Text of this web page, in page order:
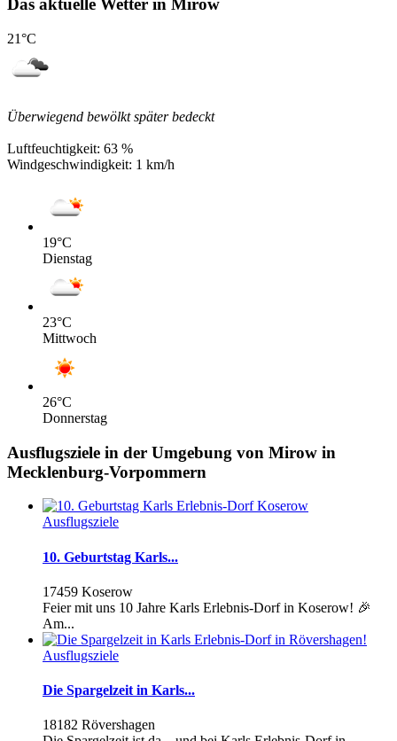
Das aktuelle Wetter in Mirow
21°C
Überwiegend bewölkt später bedeckt
Luftfeuchtigkeit: 63 %
Windgeschwindigkeit: 1 km/h
19°C
Dienstag
23°C
Mittwoch
26°C
Donnerstag
Ausflugsziele in der Umgebung von Mirow in
Mecklenburg-Vorpommern
Ausflugsziele
10. Geburtstag Karls...
17459 Koserow
Feier mit uns 10 Jahre Karls Erlebnis-Dorf in Koserow! 🎉
Am...
Ausflugsziele
Die Spargelzeit in Karls...
18182 Rövershagen